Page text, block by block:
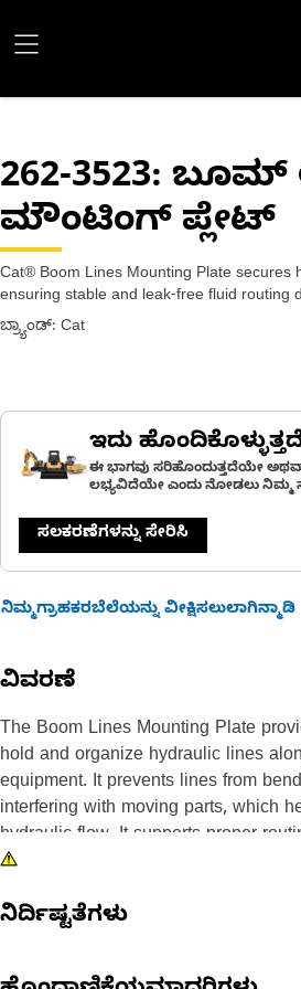
262-3523: ಬೂಮ್
ಮೌಂಟಿಂಗ್ ಪ್ಲೇಟ್
Cat® Boom Lines Mounting Plate secures
ensuring stable and leak-free fluid routing
ಬ್ರ್ಯಾಂಡ್: Cat
ಇದು
ಈ ಭಾಗವು ಸರಿಹೊಂದುತ್ತದೆಯೇ
ಲಭ್ಯವಿದೆಯೇ ಎಂದು ನೋಡಲು ನಿಮ್ಮ
ಸಲಕರಣೆಗಳನ್ನು ಸೇರಿಸಿ
ನಿಮ್ಮಗ್ರಾಹಕರಬೆಲೆಯನ್ನು ವೀಕ್ಷಿಸಲುಲಾಗಿನ್ಮಾಡಿ
ವಿವರಣೆ
The Boom Lines Mounting Plate
hold and organize hydraulic lines
equipment. It prevents lines from
interfering with moving parts, which
hydraulic flow. It supports proper
hoses and fittings while equipment
• Keeps hoses away from pinch
ನಿರ್ದಿಷ್ಟತೆಗಳು